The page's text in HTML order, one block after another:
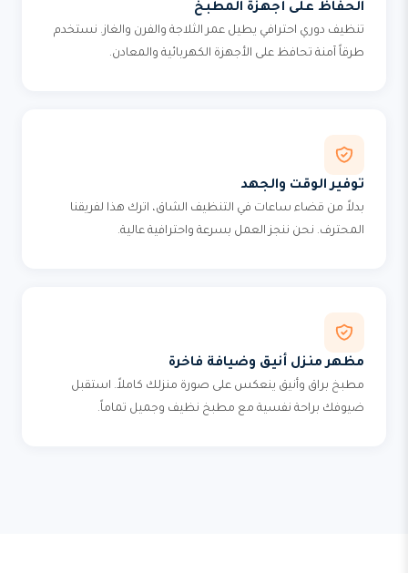
الحفاظ على أجهزة المطبخ
تنظيف دوري احترافي يطيل عمر الثلاجة والفرن والغاز. نستخدم
طرقاً آمنة تحافظ على الأجهزة الكهربائية والمعادن.
توفير الوقت والجهد
بدلاً من قضاء ساعات في التنظيف الشاق، اترك هذا لفريقنا
المحترف. نحن ننجز العمل بسرعة واحترافية عالية.
مظهر منزل أنيق وضيافة فاخرة
مطبخ براق وأنيق ينعكس على صورة منزلك كاملاً. استقبل
ضيوفك براحة نفسية مع مطبخ نظيف وجميل تماماً.